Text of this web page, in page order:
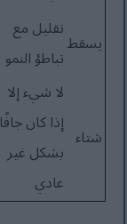
يسقطتقليل مع
تباطؤ النمو
شتاء
لا شيء إلا
إذا كان جافًا
بشكل غير
عادي